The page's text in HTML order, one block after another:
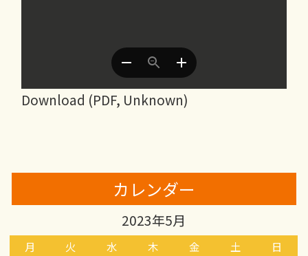
Download (PDF, Unknown)
カレンダー
2023年5月
月 火 水 木 金 土 日